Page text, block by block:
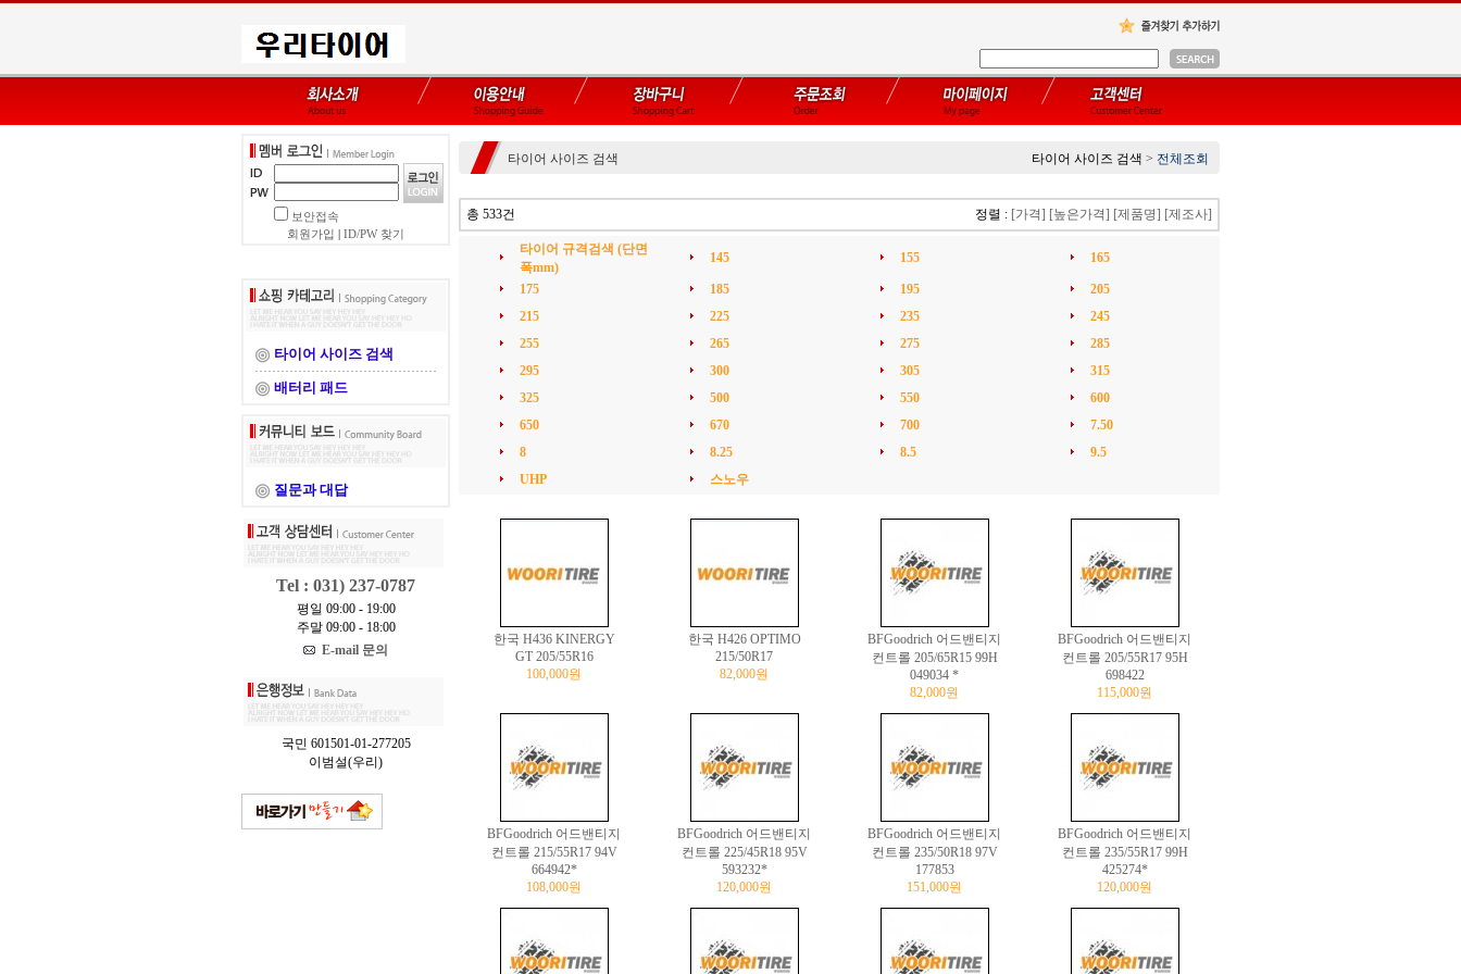
보안접속
회원가입
ID/PW 찾기
타이어 사이즈 검색
배터리 패드
질문과 대답
Tel : 031) 237-0787
평일 09:00 - 19:00
주말 09:00 - 18:00
E-mail 문의
국민 601501-01-277205
이범설(우리)
타이어 사이즈 검색 타이어 사이즈 검색 > 전체조회
총 533건 정렬 : [가격] [높은가격] [제품명] [제조사]
타이어 규격검색 (단면
폭mm)
145 155 165
175 185 195
205
215
225 235
245
255
265 275
285
295
300 305
315
325
500 550
600
650
670 700
7.50
8
8.25 8.5
9.5
UHP
스노우
한국 H436 KINERGY
GT 205/55R16
100,000원
한국 H426 OPTIMO
215/50R17
82,000원
BFGoodrich 어드밴티지
컨트롤 205/65R15 99H
049034 *
82,000원
BFGoodrich 어드밴티지
컨트롤 205/55R17 95H
698422
115,000원
BFGoodrich 어드밴티지
컨트롤 215/55R17 94V
664942*
108,000원
BFGoodrich 어드밴티지
컨트롤 225/45R18 95V
593232*
120,000원
BFGoodrich 어드밴티지
컨트롤 235/50R18 97V
177853
151,000원
BFGoodrich 어드밴티지
컨트롤 235/55R17 99H
425274*
120,000원